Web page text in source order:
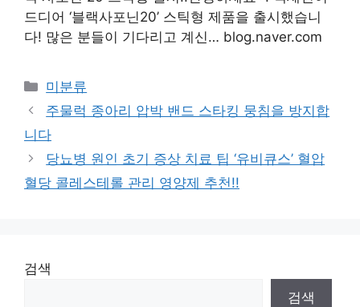
드디어 ‘블랙사포닌20’ 스틱형 제품을 출시했습니
다! 많은 분들이 기다리고 계신… blog.naver.com
Categories
미분류
주물럭 종아리 압박 밴드 스타킹 뭉침을 방지합
니다
당뇨병 원인 초기 증상 치료 팁 ‘유비큐스’ 혈압
혈당 콜레스테롤 관리 영양제 추천!!
검색
검색